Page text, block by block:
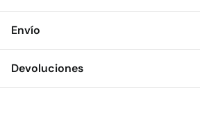
Composición
Cuidados
Envío
Envío a tienda: 2-5 días.
Devoluciones